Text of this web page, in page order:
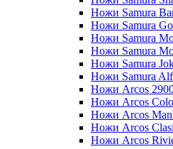
Ножи Samura
Ножи Samura
Ножи Samura
Ножи Samura
Ножи Samura
Ножи Samura
Ножи Arcos
Ножи Arcos
Ножи Arcos
Ножи Arcos
Ножи Arcos